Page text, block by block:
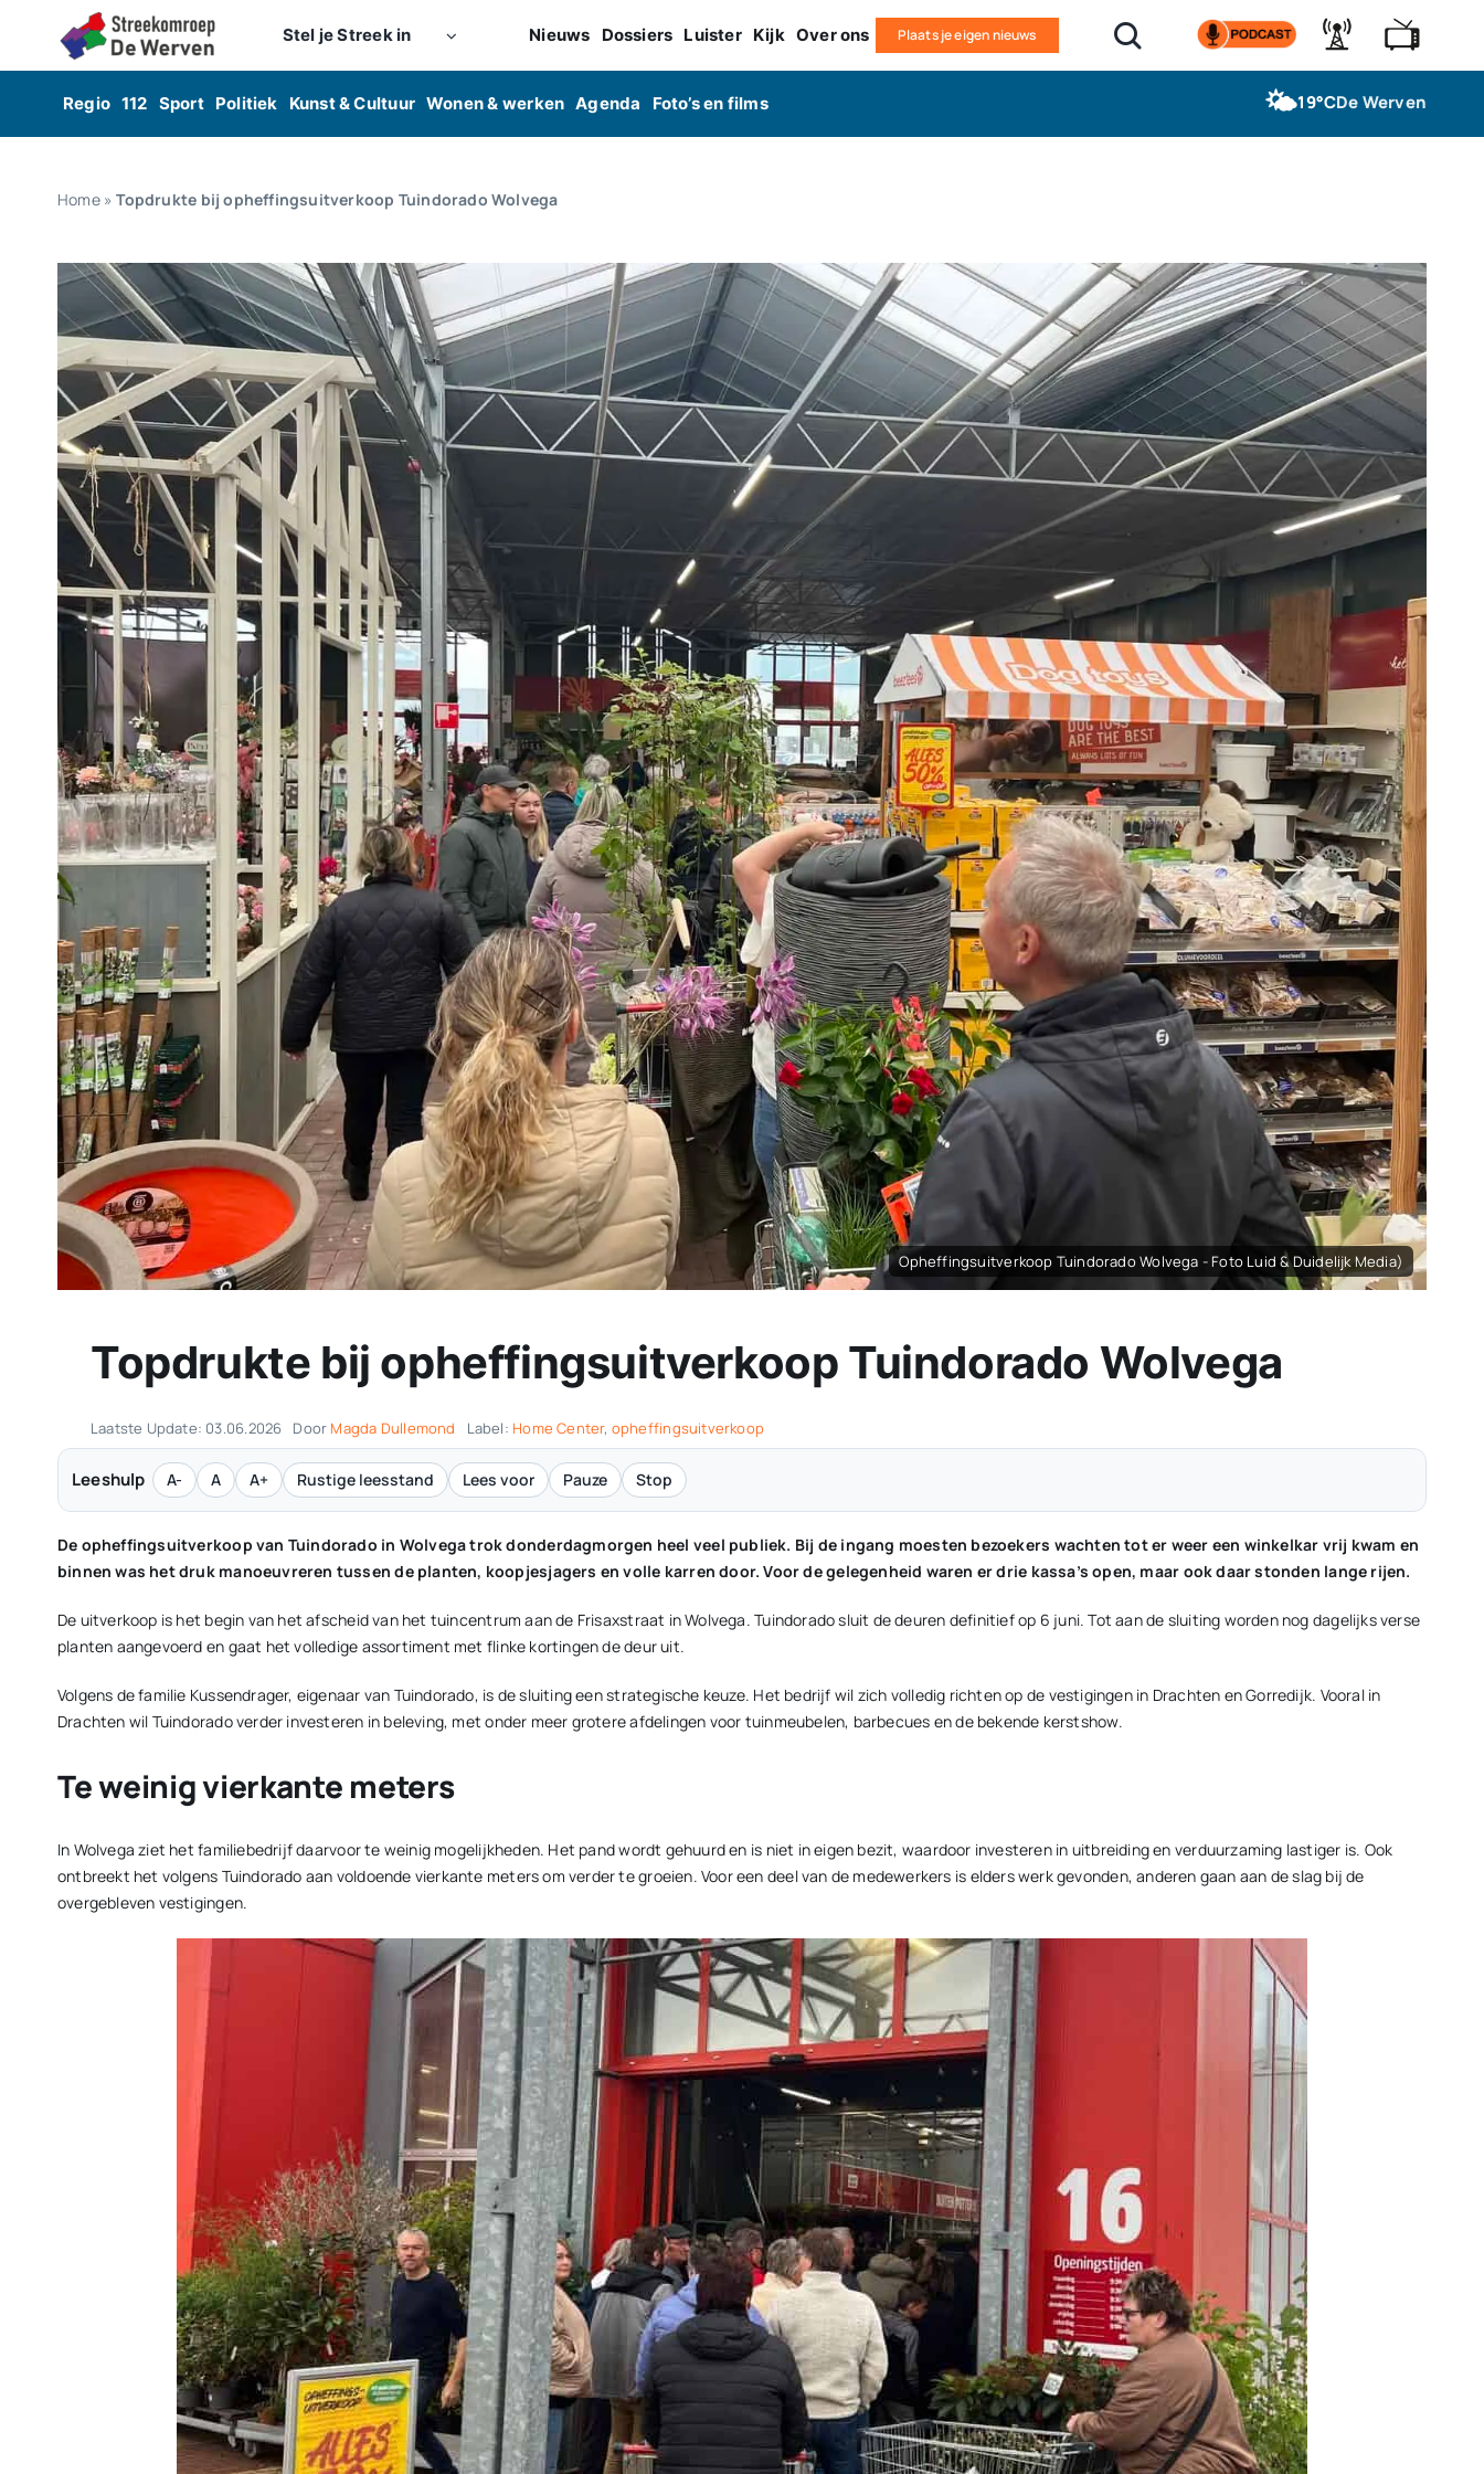
Stel je Streek in Nieuws Dossiers Luister Kijk Over ons Plaats je eigen nieuws
Regio 112 Sport Politiek Kunst & Cultuur Wonen & werken Agenda Foto’s en films 🌤️19°CDe Werven
Home»Topdrukte bij opheffingsuitverkoop Tuindorado Wolvega
Opheffingsuitverkoop Tuindorado Wolvega - Foto Luid & Duidelijk Media)
Topdrukte bij opheffingsuitverkoop Tuindorado Wolvega
Laatste Update: 03.06.2026 Door Magda Dullemond Label: Home Center, opheffingsuitverkoop
Leeshulp A- A A+ Rustige leesstand Lees voor Pauze Stop
De opheffingsuitverkoop van Tuindorado in Wolvega trok donderdagmorgen heel veel publiek. Bij de ingang moesten bezoekers wachten tot er weer een winkelkar vrij kwam en
binnen was het druk manoeuvreren tussen de planten, koopjesjagers en volle karren door. Voor de gelegenheid waren er drie kassa’s open, maar ook daar stonden lange rijen.
De uitverkoop is het begin van het afscheid van het tuincentrum aan de Frisaxstraat in Wolvega. Tuindorado sluit de deuren definitief op 6 juni. Tot aan de sluiting worden nog dagelijks verse
planten aangevoerd en gaat het volledige assortiment met flinke kortingen de deur uit.
Volgens de familie Kussendrager, eigenaar van Tuindorado, is de sluiting een strategische keuze. Het bedrijf wil zich volledig richten op de vestigingen in Drachten en Gorredijk. Vooral in
Drachten wil Tuindorado verder investeren in beleving, met onder meer grotere afdelingen voor tuinmeubelen, barbecues en de bekende kerstshow.
Te weinig vierkante meters
In Wolvega ziet het familiebedrijf daarvoor te weinig mogelijkheden. Het pand wordt gehuurd en is niet in eigen bezit, waardoor investeren in uitbreiding en verduurzaming lastiger is. Ook
ontbreekt het volgens Tuindorado aan voldoende vierkante meters om verder te groeien. Voor een deel van de medewerkers is elders werk gevonden, anderen gaan aan de slag bij de
overgebleven vestigingen.